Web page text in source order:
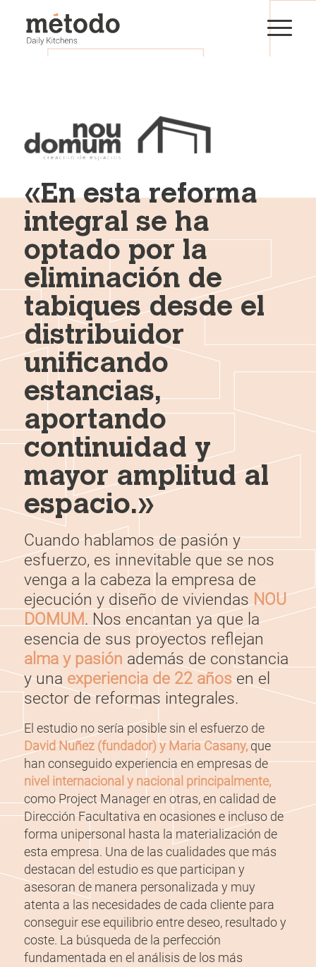
«En esta reforma
integral se ha
optado por la
eliminación de
tabiques desde el
distribuidor
unificando
estancias,
aportando
continuidad y
mayor amplitud al
espacio.»
Cuando hablamos de pasión y
esfuerzo, es innevitable que se nos
venga a la cabeza la empresa de
ejecución y diseño de viviendasNOU
DOMUM. Nos encantan ya que la
esencia de sus proyectos reflejan
alma y pasión además de constancia
y una experiencia de 22 añosen el
sector de reformas integrales.
El estudio no sería posible sin el esfuerzo de
David Nuñez (fundador) y Maria Casany,que
han conseguido experiencia en empresas de
nivel internacional y nacional principalmente,
como Project Manager en otras, en calidad de
Dirección Facultativa en ocasiones e incluso de
forma unipersonal hasta la materialización de
esta empresa. Una de las cualidades que más
destacan del estudio es que participan y
asesoran de manera personalizada y muy
atenta a las necesidades de cada cliente para
conseguir ese equilibrio entre deseo, resultado y
coste. La búsqueda de la perfección
fundamentada en el análisis de los más